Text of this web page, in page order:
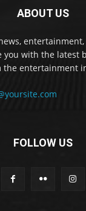
ABOUT US
you with the latest
the entertainment
FOLLOW US